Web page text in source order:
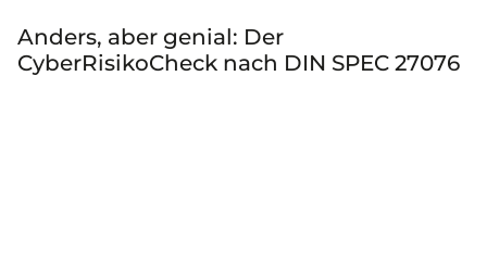
Anders, aber genial: Der
CyberRisikoCheck nach DIN SPEC 27076